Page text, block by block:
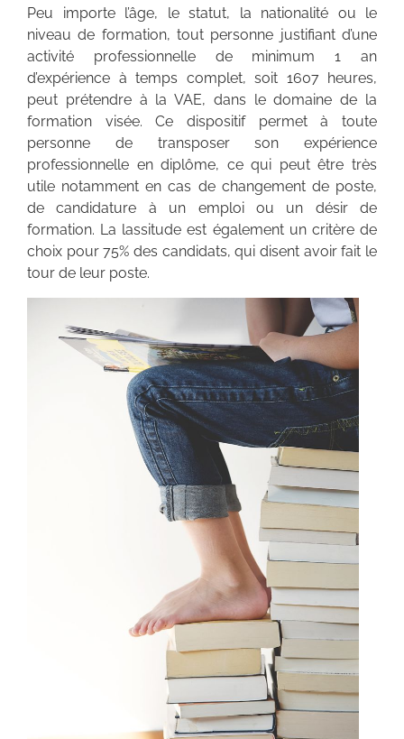
Peu importe l’âge, le statut, la nationalité ou le
niveau de formation, tout personne justifiant d’une
activité professionnelle de minimum 1 an
d’expérience à temps complet, soit 1607 heures,
peut prétendre à la VAE, dans le domaine de la
formation visée. Ce dispositif permet à toute
personne de transposer son expérience
professionnelle en diplôme, ce qui peut être très
utile notamment en cas de changement de poste,
de candidature à un emploi ou un désir de
formation. La lassitude est également un critère de
choix pour 75% des candidats, qui disent avoir fait le
tour de leur poste.